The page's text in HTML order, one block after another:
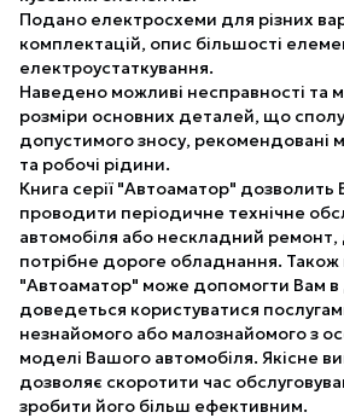
Подано електросхеми для різних
комплектацій, опис більшості
електроустаткування.
Наведено можливі несправності та
розміри основних деталей, що
допустимого зносу, рекомендовані
та робочі рідини.
Книга серії "Автоаматор" дозволить
проводити періодичне технічне
автомобіля або нескладний ремонт,
потрібне дороге обладнання. Також
"Автоаматор" може допомогти Вам в
доведеться користуватися
незнайомого або малознайомого з
моделі Вашого автомобіля. Якісне
дозволяє скоротити час
зробити його більш ефективним.